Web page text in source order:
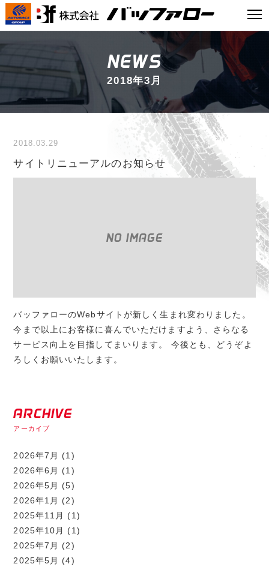
NEWS
2018年3月
2018.03.29
サイトリニューアルのお知らせ
NO IMAGE
バッファローのWebサイトが新しく生まれ変わりました。
今まで以上にお客様に喜んでいただけますよう、さらなる
サービス向上を目指してまいります。 今後とも、どうぞよ
ろしくお願いいたします。
ARCHIVE
アーカイブ
2026年7月
(1)
2026年6月
(1)
2026年5月
(5)
2026年1月
(2)
2025年11月
(1)
2025年10月
(1)
2025年7月
(2)
2025年5月
(4)